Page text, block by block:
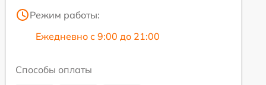
Режим работы:
Ежедневно с 9:00 до 21:00
Способы оплаты